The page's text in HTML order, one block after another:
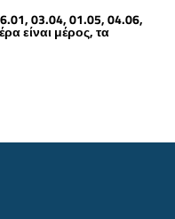
03.04, 01.05, 04.06,
είναι μέρος, τα